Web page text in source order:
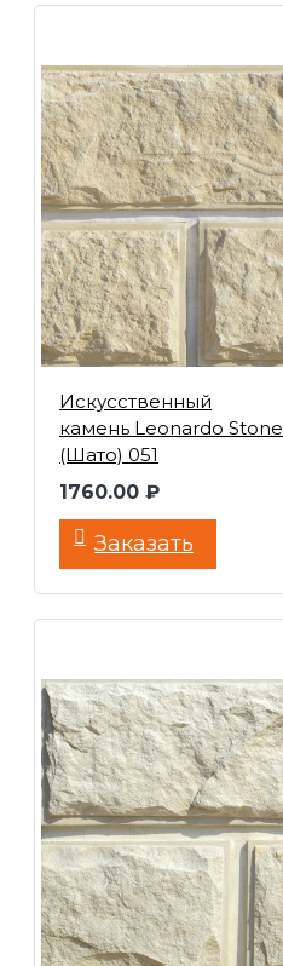
Искусственный
камень Leonardo Stone
(Шато) 051
1760.00 ₽
Заказать